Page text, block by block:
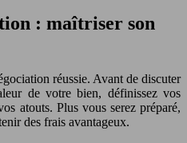
: maîtriser son
réussie. Avant de discuter
de votre bien, définissez vos
atouts. Plus vous serez préparé,
des frais avantageux.